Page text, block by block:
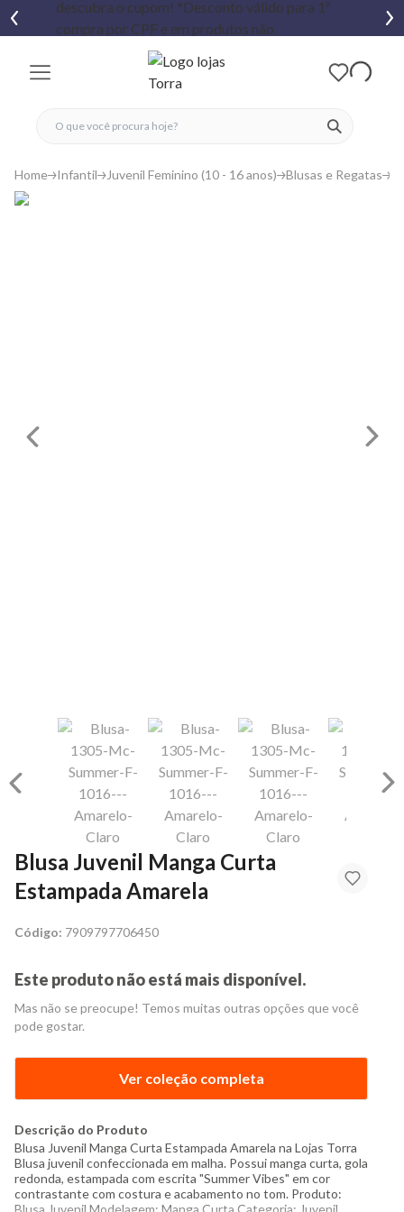
ver
fechar menu
fechar menu
favoritos
Home Infantil Juvenil Feminino (10 - 16 anos) Blusas e Regatas
Blusa Juvenil Manga Curta
Estampada Amarela
Código: 7909797706450
Este produto não está mais disponível.
Mas não se preocupe! Temos muitas outras opções que você
pode gostar.
Ver coleção completa
Descrição do Produto
Blusa Juvenil Manga Curta Estampada Amarela na Lojas Torra
Blusa juvenil confeccionada em malha. Possui manga curta, gola
redonda, estampada com escrita "Summer Vibes" em cor
contrastante com costura e acabamento no tom. Produto:
Blusa Juvenil Modelagem: Manga Curta Categoria: Juvenil